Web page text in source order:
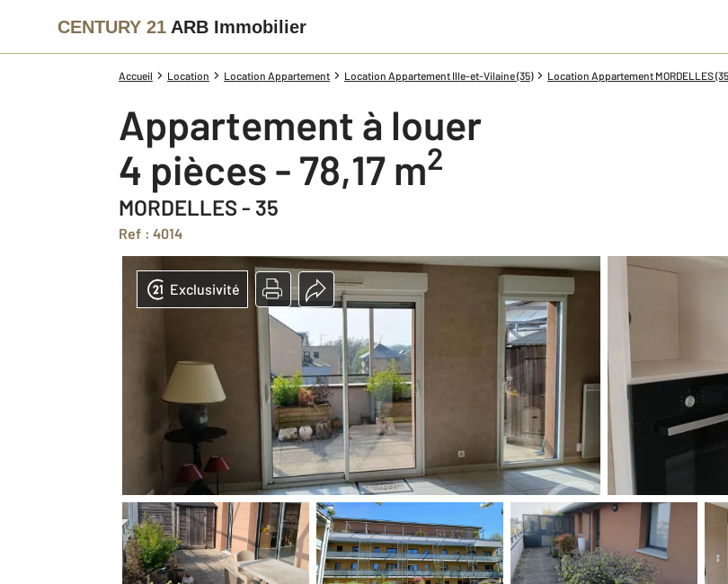
CENTURY 21 ARB Immobilier
Accueil Location Location Appartement Location Appartement Ille-et-Vilaine (35) Location Appartement MORDELLES
Appartement à louer
4 pièces - 78,17 m2
MORDELLES - 35
Ref : 4014
Exclusivité